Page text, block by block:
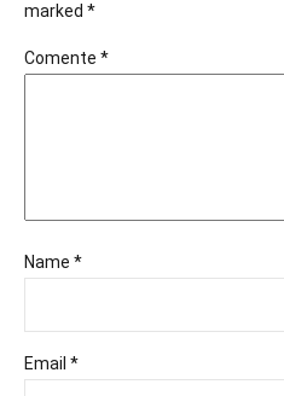
marked *
Comente *
Name *
Email *